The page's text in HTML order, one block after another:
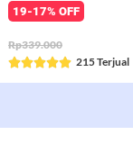
19-17% OFF
Rp339.000
Rated
5
of
215 Terjual